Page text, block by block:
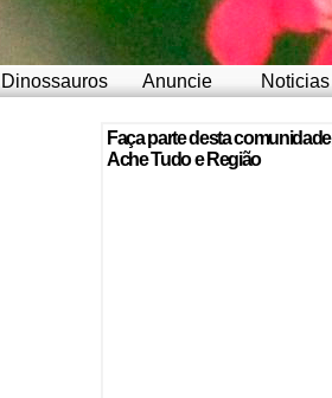
Dinossauros Anuncie Noticias
Faça parte desta
Ache Tudo e Região